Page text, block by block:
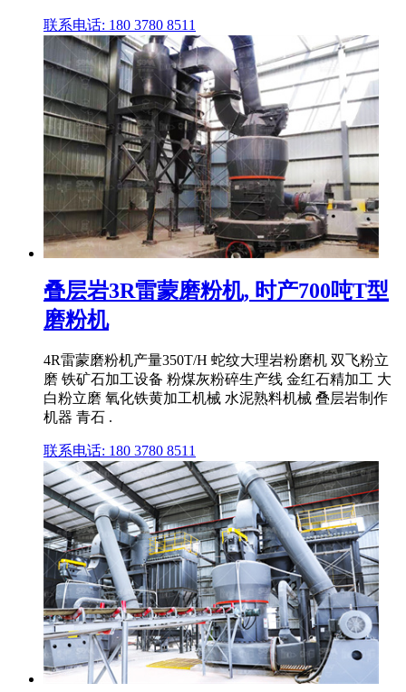
联系电话: 180 3780 8511
叠层岩3R雷蒙磨粉机, 时产700吨T型
磨粉机
4R雷蒙磨粉机产量350T/H 蛇纹大理岩粉磨机 双飞粉立
磨 铁矿石加工设备 粉煤灰粉碎生产线 金红石精加工 大
白粉立磨 氧化铁黄加工机械 水泥熟料机械 叠层岩制作
机器 青石 .
联系电话: 180 3780 8511